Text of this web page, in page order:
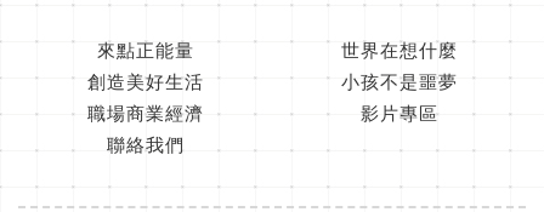
來點正能量
世界在想什麼
創造美好生活
小孩不是噩夢
職場商業經濟
影片專區
聯絡我們